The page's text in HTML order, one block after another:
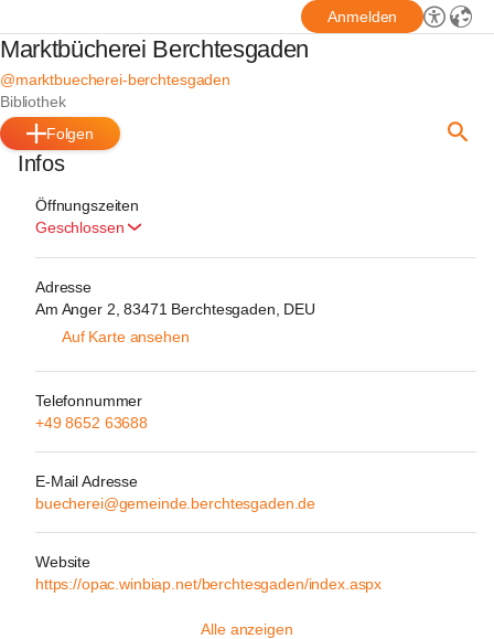
Anmelden
Marktbücherei Berchtesgaden
@marktbuecherei-berchtesgaden
Bibliothek
Folgen
Infos
Öffnungszeiten
Geschlossen
Adresse
Am Anger 2, 83471 Berchtesgaden, DEU
Auf Karte ansehen
Telefonnummer
+49 8652 63688
E-Mail Adresse
buecherei@gemeinde.berchtesgaden.de
Website
https://opac.winbiap.net/berchtesgaden/index.aspx
Alle anzeigen